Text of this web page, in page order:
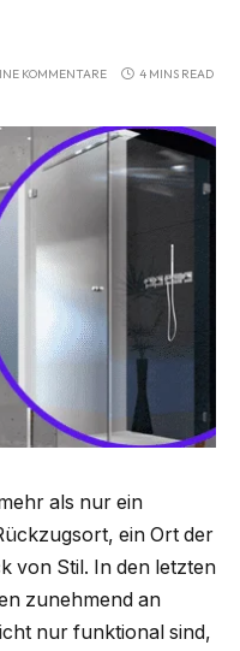
KOMMENTARE 4 MINS READ
als nur ein
ein Ort der
von Stil. In den letzten
zunehmend an
nur funktional sind,